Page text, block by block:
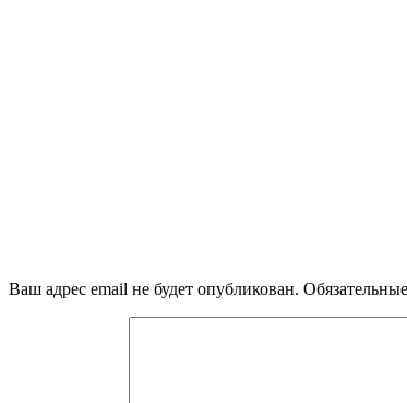
Ваш адрес email не будет опубликован.